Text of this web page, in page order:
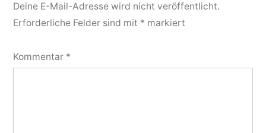
Deine E-Mail-Adresse wird nicht veröffentlicht.
Erforderliche Felder sind mit * markiert
Kommentar *